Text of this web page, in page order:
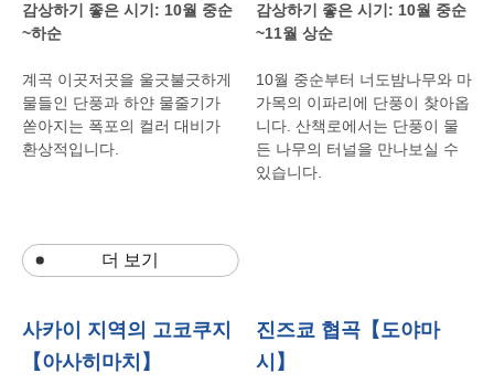
감상하기 좋은 시기 : 10월 중순
~하순
계곡 이곳저곳을 울긋불긋하게
물들인 단풍과 하얀 물줄기가
쏟아지는 폭포의 컬러 대비가
환상적입니다.
더 보기
감상하기 좋은 시기 : 10월 중순
~11월 상순
10월 중순부터 너도밤나무와 마
가목의 이파리에 단풍이 찾아옵
니다. 산책로에서는 단풍이 물
든 나무의 터널을 만나보실 수
있습니다.
사카이 지역의 고코쿠지
【아사히마치】
진즈쿄 협곡【도야마
시】